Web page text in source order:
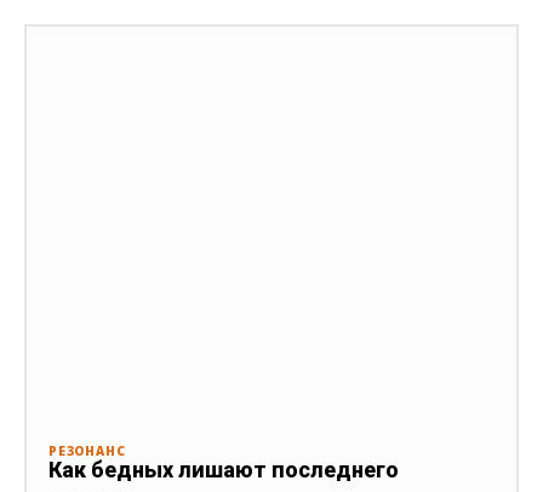
РЕЗОНАНС
Как бедных лишают последнего